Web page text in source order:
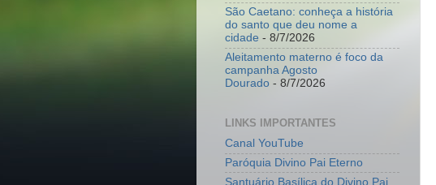
São Caetano: conheça a história
do santo que deu nome a
cidade - 8/7/2026
Aleitamento materno é foco da
campanha Agosto
Dourado - 8/7/2026
LINKS IMPORTANTES
Canal YouTube
Paróquia Divino Pai Eterno
Santuário Basílica do Divino Pai